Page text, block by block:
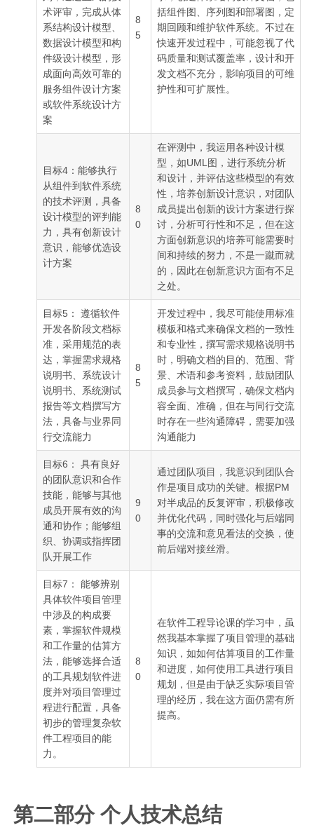
术评审，完成从体
系结构设计模型、
数据设计模型和构
件级设计模型，形
成面向高效可靠的
服务组件设计方案
或软件系统设计方
案
8
5
括组件图、序列图和部署图，定
期回顾和维护软件系统。不过在
快速开发过程中，可能忽视了代
码质量和测试覆盖率，设计和开
发文档不充分，影响项目的可维
护性和可扩展性。
目标4：能够执行
从组件到软件系统
的技术评测，具备
设计模型的评判能
力，具有创新设计
意识，能够优选设
计方案
8
0
在评测中，我运用各种设计模
型，如UML图，进行系统分析
和设计，并评估这些模型的有效
性，培养创新设计意识，对团队
成员提出创新的设计方案进行探
讨，分析可行性和不足，但在这
方面创新意识的培养可能需要时
间和持续的努力，不是一蹴而就
的，因此在创新意识方面有不足
之处。
目标5： 遵循软件
开发各阶段文档标
准，采用规范的表
达，掌握需求规格
说明书、系统设计
说明书、系统测试
报告等文档撰写方
法，具备与业界同
行交流能力
8
5
开发过程中，我尽可能使用标准
模板和格式来确保文档的一致性
和专业性，撰写需求规格说明书
时，明确文档的目的、范围、背
景、术语和参考资料，鼓励团队
成员参与文档撰写，确保文档内
容全面、准确，但在与同行交流
时存在一些沟通障碍，需要加强
沟通能力
目标6： 具有良好
的团队意识和合作
技能，能够与其他
成员开展有效的沟
通和协作；能够组
织、协调或指挥团
队开展工作
9
0
通过团队项目，我意识到团队合
作是项目成功的关键。根据PM
对半成品的反复评审，积极修改
并优化代码，同时强化与后端同
事的交流和意见看法的交换，使
前后端对接丝滑。
目标7： 能够辨别
具体软件项目管理
中涉及的构成要
素，掌握软件规模
和工作量的估算方
法，能够选择合适
的工具规划软件进
度并对项目管理过
程进行配置，具备
初步的管理复杂软
件工程项目的能
力。
8
0
在软件工程导论课的学习中，虽
然我基本掌握了项目管理的基础
知识，如如何估算项目的工作量
和进度，如何使用工具进行项目
规划，但是由于缺乏实际项目管
理的经历，我在这方面仍需有所
提高。
第二部分 个人技术总结